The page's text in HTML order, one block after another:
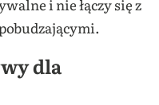
i nie łączy się z
dla